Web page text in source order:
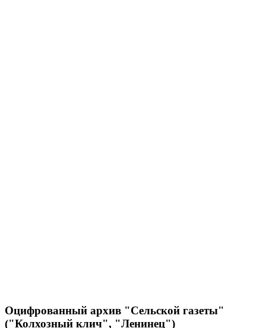
Оцифрованный архив "Сельской газеты"
("Колхозный клич", "Ленинец")